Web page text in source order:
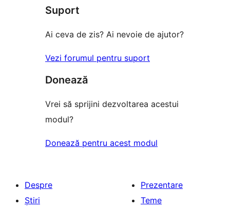
(stele)
recenzii
Suport
Ai ceva de zis? Ai nevoie de ajutor?
Vezi forumul pentru suport
Donează
Vrei să sprijini dezvoltarea acestui
modul?
Donează pentru acest modul
Despre
Știri
Prezentare
Teme